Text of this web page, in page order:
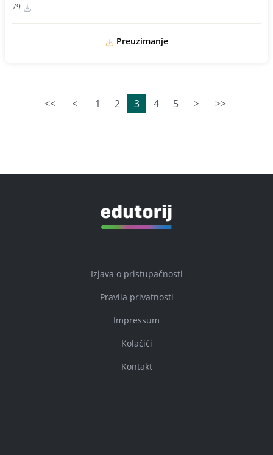
79
Preuzimanje
<< < 1 2 3 4 5 > >>
Izjava o pristupačnosti
Pravila privatnosti
Impressum
Kolačići
Kontakt